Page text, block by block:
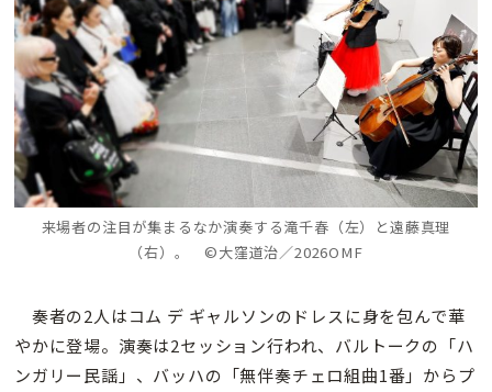
来場者の注目が集まるなか演奏する滝千春（左）と遠藤真理
（右）。 ©大窪道治／2026OMF
奏者の2人はコム デ ギャルソンのドレスに身を包んで華
やかに登場。演奏は2セッション行われ、バルトークの「ハ
ンガリー民謡」、バッハの「無伴奏チェロ組曲1番」からプ